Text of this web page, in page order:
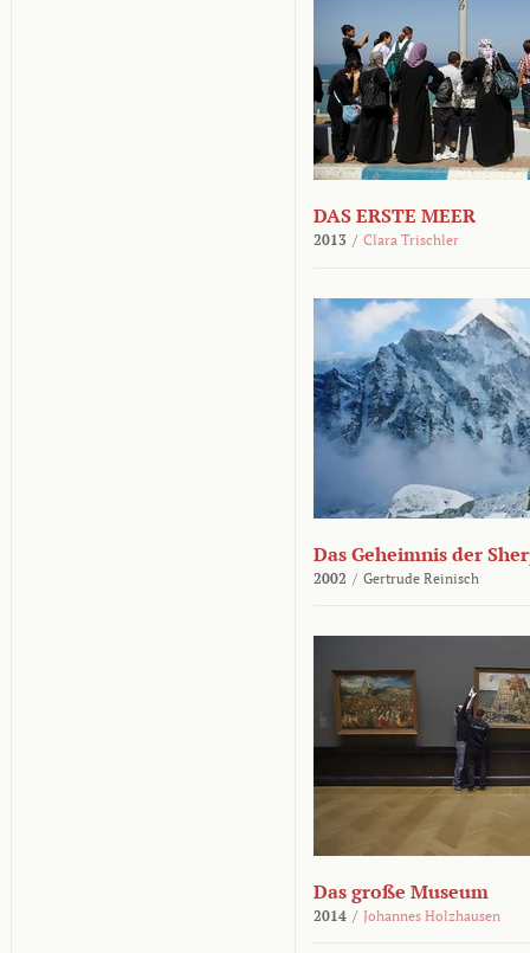
DAS ERSTE MEER
2013 / Clara Trischler
Das Geheimnis der
2002 / Gertrude Reinisch
Das große Museum
2014 / Johannes Holzhausen